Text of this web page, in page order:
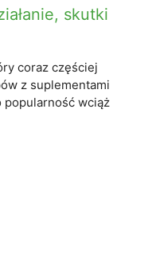
skutki
coraz częściej
z suplementami
popularność wciąż